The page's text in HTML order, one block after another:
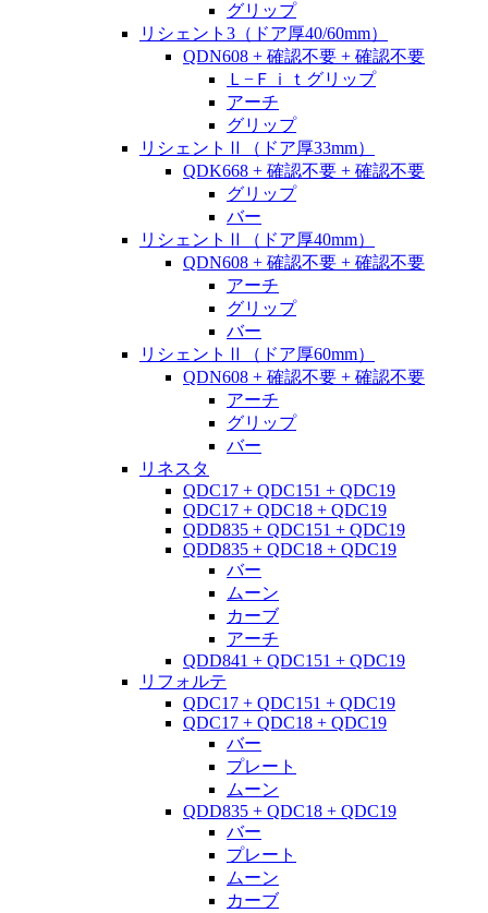
グリップ
リシェント3（ドア厚40/60mm）
QDN608 + 確認不要 + 確認不要
Ｌ−Ｆｉｔグリップ
アーチ
グリップ
リシェントⅡ（ドア厚33mm）
QDK668 + 確認不要 + 確認不要
グリップ
バー
リシェントⅡ（ドア厚40mm）
QDN608 + 確認不要 + 確認不要
アーチ
グリップ
バー
リシェントⅡ（ドア厚60mm）
QDN608 + 確認不要 + 確認不要
アーチ
グリップ
バー
リネスタ
QDC17 + QDC151 + QDC19
QDC17 + QDC18 + QDC19
QDD835 + QDC151 + QDC19
QDD835 + QDC18 + QDC19
バー
ムーン
カーブ
アーチ
QDD841 + QDC151 + QDC19
リフォルテ
QDC17 + QDC151 + QDC19
QDC17 + QDC18 + QDC19
バー
プレート
ムーン
QDD835 + QDC18 + QDC19
バー
プレート
ムーン
カーブ